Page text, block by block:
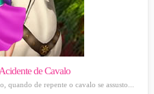
de Cavalo
quando de repente o cavalo se assusto...